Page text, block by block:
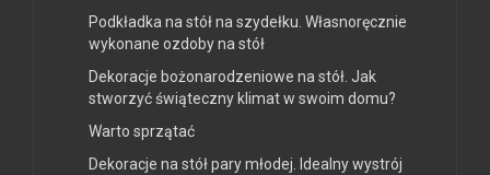
Podkładka na stół na szydełku. Własnoręcznie
wykonane ozdoby na stół
Dekoracje bożonarodzeniowe na stół. Jak
stworzyć świąteczny klimat w swoim domu?
Warto sprzątać
Dekoracje na stół pary młodej. Idealny wystrój